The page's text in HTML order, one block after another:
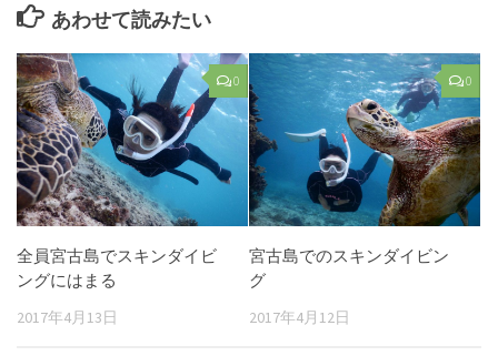
あわせて読みたい
0
全員宮古島でスキンダイビ
ングにはまる
2017年4月13日
0
宮古島でのスキンダイビン
グ
2017年4月12日